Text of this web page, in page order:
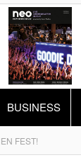
BUSINESS
FEST!